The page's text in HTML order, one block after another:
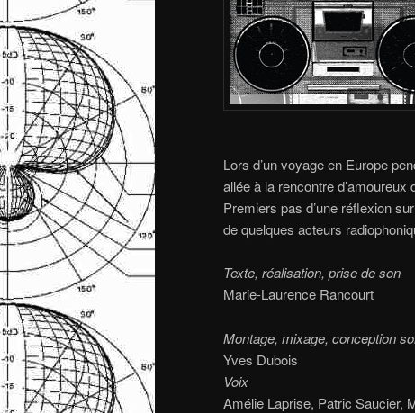
Lors d’un voyage en Europe
allée à la rencontre
Premiers pas d’une réflexion
de quelques acteurs
Texte, réalisation, prise de son
Marie-Laurence Rancourt
Montage, mixage, conception
Yves Dubois
Voix
Amélie Laprise, Patric Saucier,